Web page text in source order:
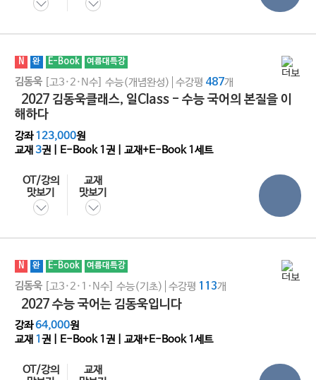
N 완 E-Book 여름대특강
김동욱 [고3·2·N수] 수능(개념완성) 수강평 487개
2027 김동욱클래스, 일Class - 수능 국어의 본질을 이
해하다
강좌123,000원
교재 3권 | E-Book1권 | 교재+E-Book 1세트
OT/강의
맛보기
교재
맛보기
N 완 E-Book 여름대특강
김동욱 [고3·2·1·N수] 수능(기초) 수강평 113개
2027 수능 국어는 김동욱입니다
강좌64,000원
교재 1권 | E-Book1권 | 교재+E-Book 1세트
OT/강의
교재